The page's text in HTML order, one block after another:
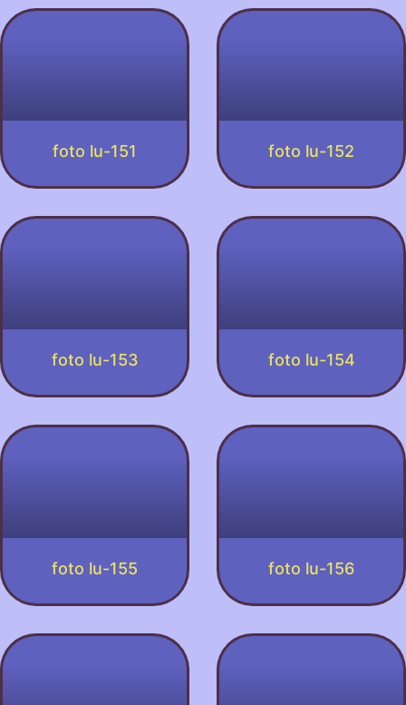
foto lu-151 foto lu-152
foto lu-153 foto lu-154
foto lu-155 foto lu-156